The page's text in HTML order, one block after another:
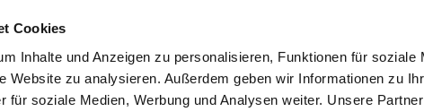
Cookies
Inhalte und Anzeigen zu personalisieren, Funktionen für soziale
Website zu analysieren. Außerdem geben wir Informationen zu
für soziale Medien, Werbung und Analysen weiter. Unsere
nimmt sofort den Druck raus. Da ihr nebeneinander lauft und euch nicht
Gespräche viel natürlicher.
jeder Ecke ein neuesarchitektonisches Detailzu entdecken, was dir